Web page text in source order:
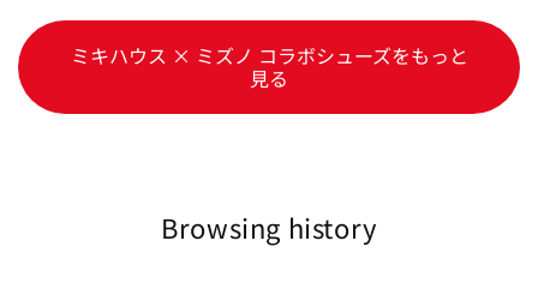
ミキハウス × ミズノ コラボシューズをもっと
見る
Browsing history